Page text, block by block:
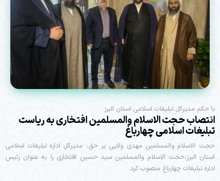
با حکم مدیرکل تبلیغات اسلامی استان البرز
انتصاب حجت الاسلام والمسلمین افتخاری به ریاست
تبلیغات اسلامی چهارباغ
حجت الاسلام والمسلمین مهدی ولایی بر حق، مدیرکل اداره تبلیغات اسلامی
استان البرز،حجت الاسلام والمسلمین سید حسین افتخاری را به عنوان رئیس
اداره تبلیغات چهارباغ منصوب کرد.